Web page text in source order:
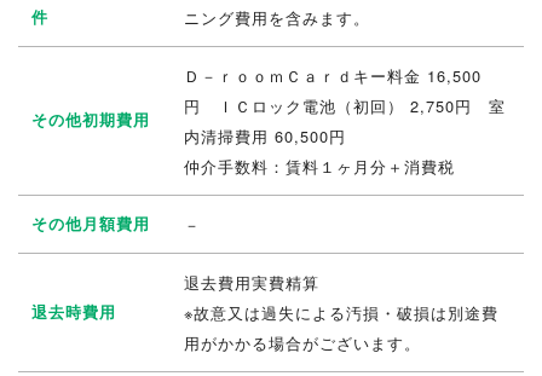
件
ニング費用を含みます。
その他初期費用
Ｄ－ｒｏｏｍＣａｒｄキー料金 16,500
円 ＩＣロック電池（初回） 2,750円 室
内清掃費用 60,500円
仲介手数料：賃料１ヶ月分＋消費税
その他月額費用 －
退去時費用
退去費用実費精算
※故意又は過失による汚損・破損は別途費
用がかかる場合がございます。